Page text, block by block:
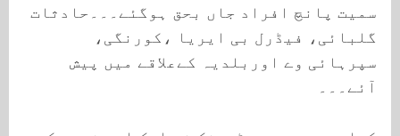
سمیت پانچ افراد جاں بحق ہوگئے۔۔۔حادثات
گلبائی، فیڈرل بی ایریا ،کورنگی،
سپرہائی وے اوربلدیہ کےعلاقے میں پیش
آئے۔۔۔